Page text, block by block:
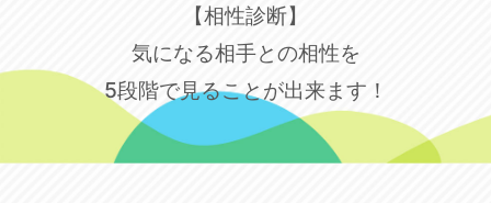
【相性診断】
気になる相手との相性を
5段階で見ることが出来ます！